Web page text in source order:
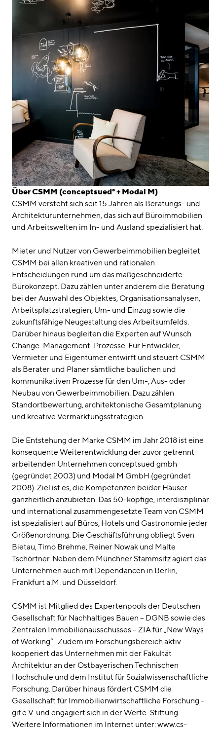
Über CSMM (conceptsued° + Modal M)
CSMM versteht sich seit 15 Jahren als Beratungs- und
Architekturunternehmen, das sich auf Büroimmobilien
und Arbeitswelten im In- und Ausland spezialisiert hat.
Mieter und Nutzer von Gewerbeimmobilien begleitet
CSMM bei allen kreativen und rationalen
Entscheidungen rund um das maßgeschneiderte
Bürokonzept. Dazu zählen unter anderem die Beratung
bei der Auswahl des Objektes, Organisationsanalysen,
Arbeitsplatzstrategien, Um- und Einzug sowie die
zukunftsfähige Neugestaltung des Arbeitsumfelds.
Darüber hinaus begleiten die Experten auf Wunsch
Change-Management-Prozesse. Für Entwickler,
Vermieter und Eigentümer entwirft und steuert CSMM
als Berater und Planer sämtliche baulichen und
kommunikativen Prozesse für den Um-, Aus- oder
Neubau von Gewerbeimmobilien. Dazu zählen
Standortbewertung, architektonische Gesamtplanung
und kreative Vermarktungsstrategien.
Die Entstehung der Marke CSMM im Jahr 2018 ist eine
konsequente Weiterentwicklung der zuvor getrennt
arbeitenden Unternehmen conceptsued gmbh
(gegründet 2003) und Modal M GmbH (gegründet
2008). Ziel ist es, die Kompetenzen beider Häuser
ganzheitlich anzubieten. Das 50-köpfige, interdisziplinär
und international zusammengesetzte Team von CSMM
ist spezialisiert auf Büros, Hotels und Gastronomie jeder
Größenordnung. Die Geschäftsführung obliegt Sven
Bietau, Timo Brehme, Reiner Nowak und Malte
Tschörtner. Neben dem Münchner Stammsitz agiert das
Unternehmen auch mit Dependancen in Berlin,
Frankfurt a.M. und Düsseldorf.
CSMM ist Mitglied des Expertenpools der Deutschen
Gesellschaft für Nachhaltiges Bauen – DGNB sowie des
Zentralen Immobilienausschusses – ZIA für „New Ways
of Working“. Zudem im Forschungsbereich aktiv
kooperiert das Unternehmen mit der Fakultät
Architektur an der Ostbayerischen Technischen
Hochschule und dem Institut für Sozialwissenschaftliche
Forschung. Darüber hinaus fördert CSMM die
Gesellschaft für Immobilienwirtschaftliche Forschung –
gif e.V. und engagiert sich in der Werte-Stiftung.
Weitere Informationen im Internet unter: www.cs-